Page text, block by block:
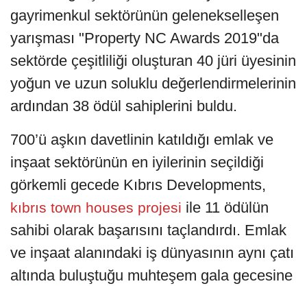
gayrimenkul sektörünün gelenekselleşen
yarışması "Property NC Awards 2019"da
sektörde çeşitliliği oluşturan 40 jüri üyesinin
yoğun ve uzun soluklu değerlendirmelerinin
ardından 38 ödül sahiplerini buldu.
700’ü aşkın davetlinin katıldığı emlak ve
inşaat sektörünün en iyilerinin seçildiği
görkemli gecede Kıbrıs Developments,
kıbrıs town houses projesi ile 11 ödülün
sahibi olarak başarısını taçlandırdı. Emlak
ve inşaat alanındaki iş dünyasının aynı çatı
altında buluştuğu muhteşem gala gecesine